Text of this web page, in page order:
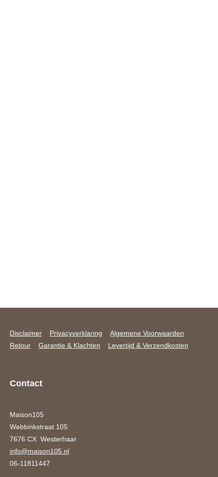
Disclaimer Privacyverklaring
Algemene Voorwaarden
Retour
Garantie & Klachten Levertijd & Verzendkosten
Contact
Maison105
Webbinkstraat 105
7676 CX Westerhaar
info@maison105.nl
06-11811447